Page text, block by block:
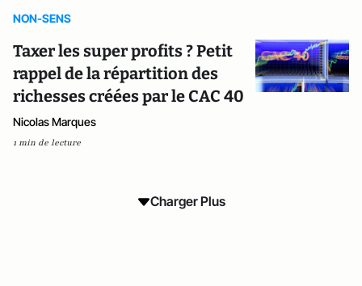
NON-SENS
Taxer les super profits ? Petit
rappel de la répartition des
richesses créées par le CAC 40
Nicolas Marques
1 min de lecture
Charger Plus